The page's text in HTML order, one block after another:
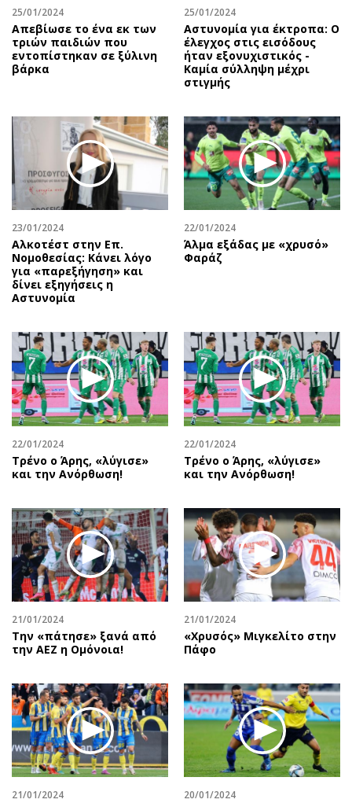
25/01/2024
Απεβίωσε το ένα εκ των
τριών παιδιών που
εντοπίστηκαν σε ξύλινη
βάρκα
25/01/2024
Αστυνομία για έκτροπα: O
έλεγχος στις εισόδους
ήταν εξονυχιστικός -
Καμία σύλληψη μέχρι
στιγμής
23/01/2024
Αλκοτέστ στην Επ.
Νομοθεσίας: Κάνει λόγο
για «παρεξήγηση» και
δίνει εξηγήσεις η
Αστυνομία
22/01/2024
Άλμα εξάδας με «χρυσό»
Φαράζ
22/01/2024
Τρένο ο Άρης, «λύγισε»
και την Ανόρθωση!
22/01/2024
Τρένο ο Άρης, «λύγισε»
και την Ανόρθωση!
21/01/2024
Την «πάτησε» ξανά από
την ΑΕΖ η Ομόνοια!
21/01/2024
«Χρυσός» Μιγκελίτο στην
Πάφο
21/01/2024 20/01/2024